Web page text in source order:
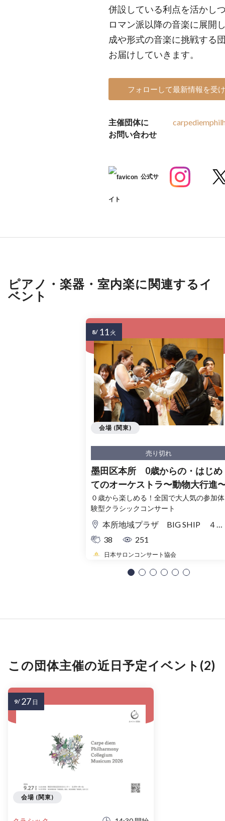
併設している利点を活かし
ロマン派以降の音楽に展開
成や形式の音楽に挑戦する
お届けしていきます。
フォローして最新情報を受
主催団体に
お問い合わせ
公式サ
イト
ピアノ・楽器・室内楽に関連するイ
ベント
売り切れ
墨田区本所 0歳からの・はじめ
てのオーケストラ〜動物大行進
０歳から楽しめる！全国で大人気の参加体
験型クラシックコンサート
本所地域プラザ BIG SHIP ４階 多目的ホール
38
251
日本サロンコンサート協会
会場 (関東)
8/ 11 火
この団体主催の近日予定イベント(2)
会場 (関東)
9/ 27 日